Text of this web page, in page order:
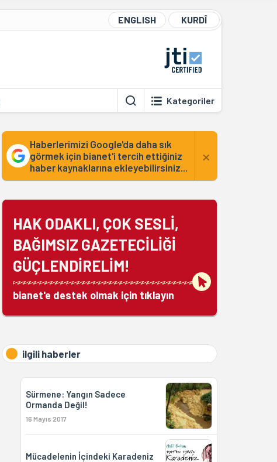
ENGLISH KURDÎ
Kategoriler
Haberlerimizi Google'da daha sık
görmek için bianet'i tercih ettiğiniz
haber kaynaklarına ekleyebilirsiniz...
×
HAK ODAKLI, ÇOK SESLİ,
BAĞIMSIZ GAZETECİLİĞİ
GÜÇLENDİRELİM!
bianet'e destek olmak için tıklayın
ilgili haberler
Sürmene: Yangın Sadece
Ormanda Değil!
16 Mayıs 2017
Mücadelenin İçindeki Karadeniz